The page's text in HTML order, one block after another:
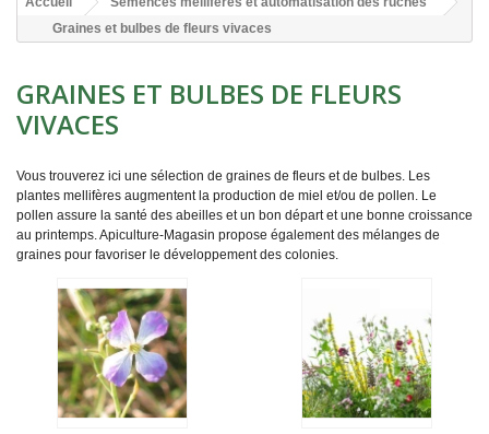
Graines et bulbes de fleurs vivaces
GRAINES ET BULBES DE FLEURS
VIVACES
Vous trouverez ici une sélection de graines de fleurs et de bulbes. Les
plantes mellifères augmentent la production de miel et/ou de pollen. Le
pollen assure la santé des abeilles et un bon départ et une bonne croissance
au printemps. Apiculture-Magasin propose également des mélanges de
graines pour favoriser le développement des colonies.